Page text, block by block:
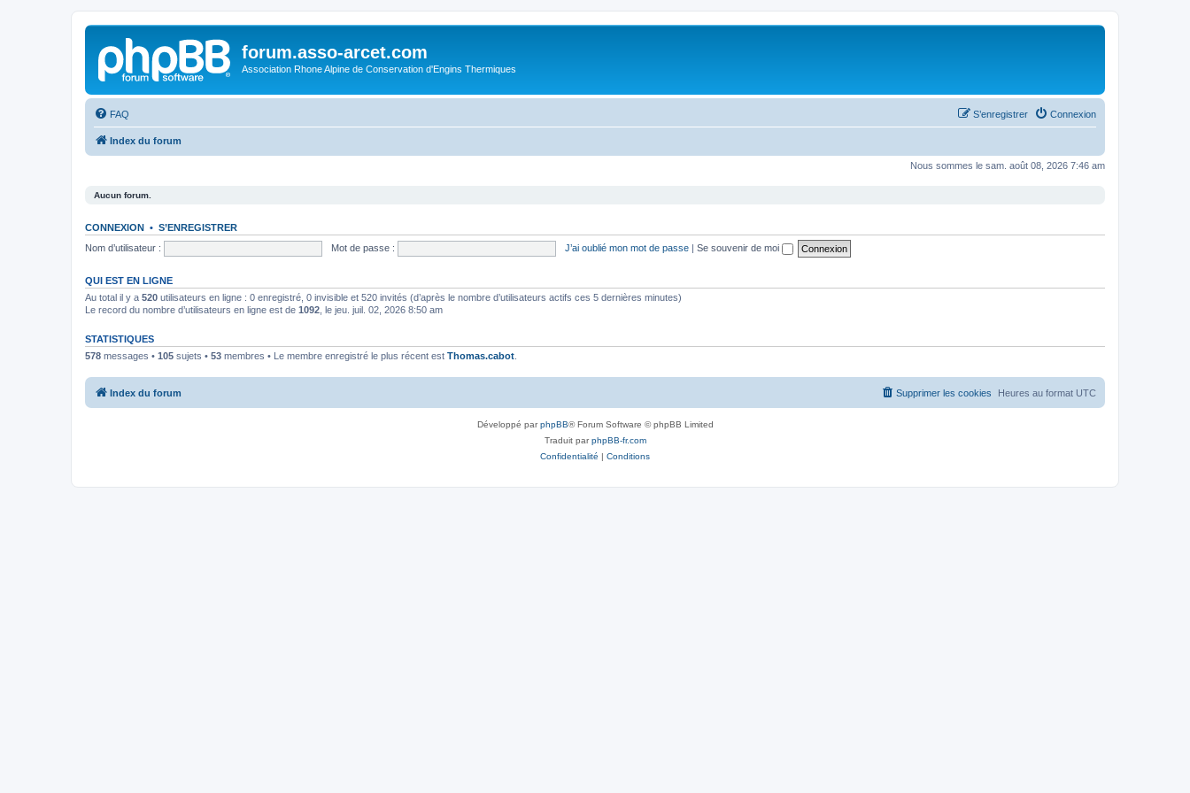
forum.asso-arcet.com
Association Rhone Alpine de Conservation d'Engins Thermiques
FAQ Connexion
S’enregistrer
Index du forum
Nous sommes le sam. août 08, 2026 7:46 am
Aucun forum.
CONNEXION • S’ENREGISTRER
Nom d’utilisateur :
Mot de passe : J’ai oublié mon mot de passe | Se souvenir de moi
QUI EST EN LIGNE
Au total il y a 520 utilisateurs en ligne : 0 enregistré, 0 invisible et 520 invités (d’après le nombre d’utilisateurs actifs ces 5 dernières minutes)
Le record du nombre d’utilisateurs en ligne est de 1092 , le jeu. juil. 02, 2026 8:50 am
STATISTIQUES
578 messages • 105 sujets • 53 membres • Le membre enregistré le plus récent est Thomas.cabot
Index du forum Heures au format UTC
Supprimer les cookies
Développé parphpBB® Forum Software © phpBB Limited
Traduit parphpBB-fr.com
Confidentialité | Conditions